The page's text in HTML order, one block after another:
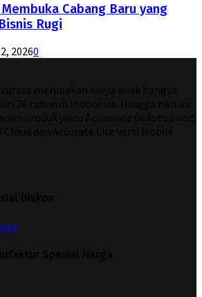
Cabang Baru yang
Rugi
20260